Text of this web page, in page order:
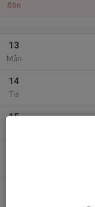
Sön
13
Mån
14
Tis
15